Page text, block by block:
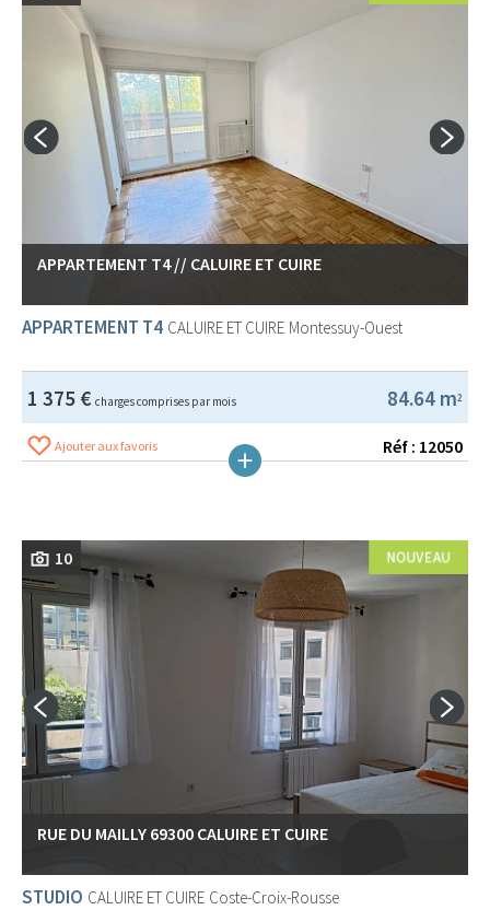
APPARTEMENT T4 // CALUIRE ET CUIRE
APPARTEMENT T4 CALUIRE ET CUIRE Montessuy-Ouest
84.64 m2
1 375 € charges comprises par mois
Ajouter aux favoris Réf : 12050
10
RUE DU MAILLY 69300 CALUIRE ET CUIRE
STUDIO CALUIRE ET CUIRE Coste-Croix-Rousse